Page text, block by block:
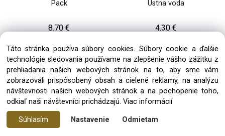
Pack
1 až 3 dni
8.70 €
Ústna voda
1 až 3 dni
4.30 €
Táto stránka používa súbory cookies. Súbory cookie a ďalšie
technológie sledovania používame na zlepšenie vášho zážitku z
prehliadania našich webových stránok na to, aby sme vám
zobrazovali prispôsobený obsah a cielené reklamy, na analýzu
návštevnosti našich webových stránok a na pochopenie toho,
odkiaľ naši návštevníci prichádzajú. Viac informácií
Súhlasím Nastavenie Odmietam